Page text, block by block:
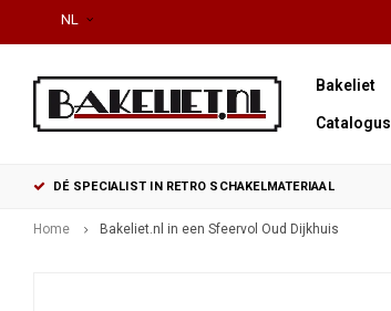
NL
Bakeliet
Catalogus
DÉ SPECIALIST IN RETRO SCHAKELMATERIAAL
Home Bakeliet.nl in een Sfeervol Oud Dijkhuis